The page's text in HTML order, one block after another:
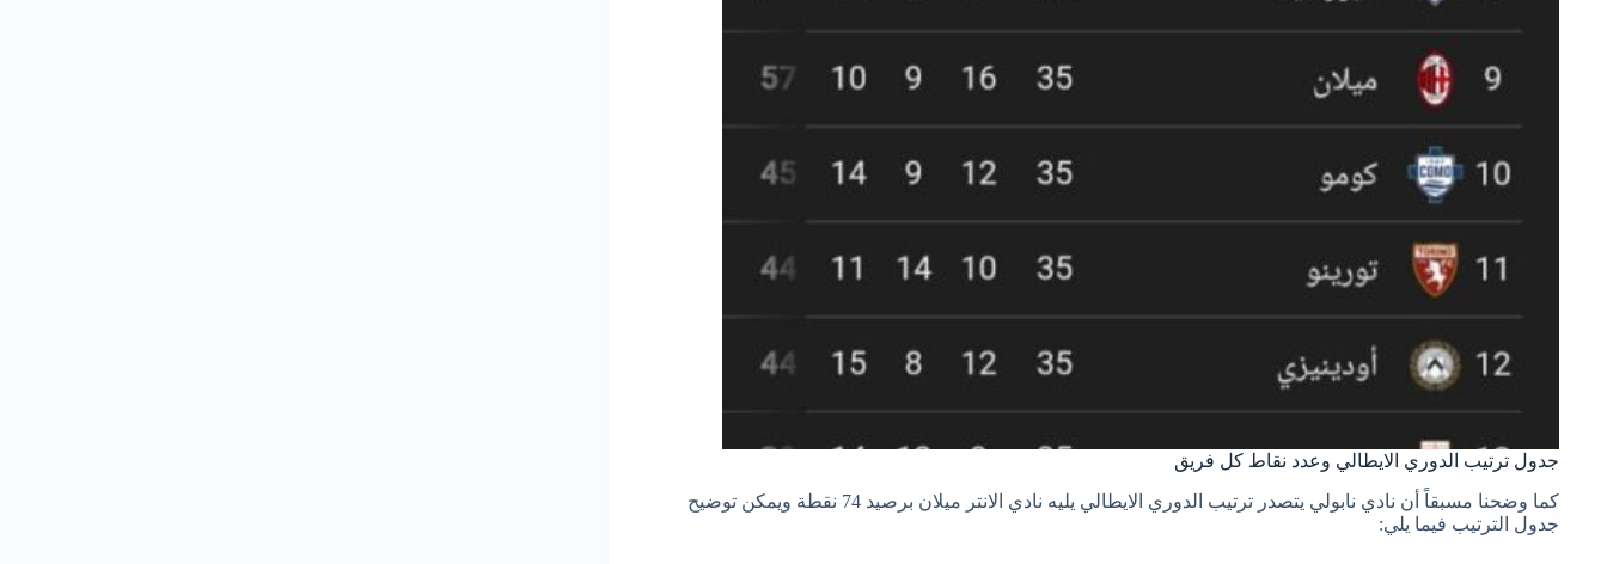
جدول ترتيب الدوري الايطالي وعدد نقاط كل فريق
كما وضحنا مسبقاً أن نادي نابولي يتصدر ترتيب الدوري الايطالي يليه نادي الانتر ميلان برصيد 74 نقطة ويمكن توضيح
جدول الترتيب فيما يلي: